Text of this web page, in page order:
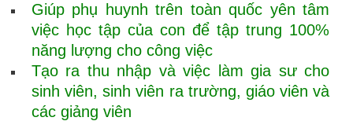
Giúp phụ huynh trên toàn quốc yên tâm
việc học tập của con để tập trung 100%
năng lượng cho công việc
Tạo ra thu nhập và việc làm gia sư cho
sinh viên, sinh viên ra trường, giáo viên và
các giảng viên